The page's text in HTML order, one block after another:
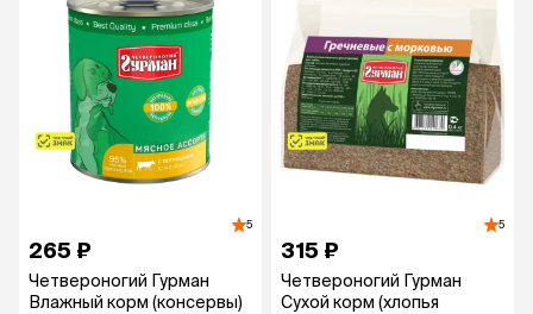
5
265 ₽
Четвероногий Гурман
Влажный корм (консервы)
5
315 ₽
Четвероногий Гурман
Сухой корм (хлопья